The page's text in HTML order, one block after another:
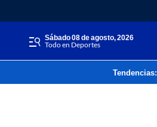
sábado 08 de agosto, 2026
Todo en Deportes
Tendencias: